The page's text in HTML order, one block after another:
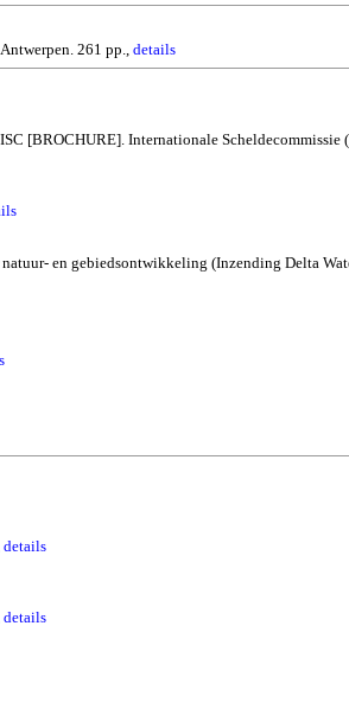
261 pp.,details
[BROCHURE]. Internationale Scheldecommissie
en gebiedsontwikkeling (Inzending Delta
details
details